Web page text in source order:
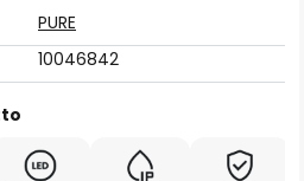
PURE
10046842